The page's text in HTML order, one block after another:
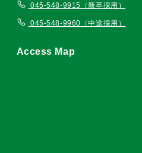
045-548-9915（新卒採用）
045-548-9960（中途採用）
Access Map